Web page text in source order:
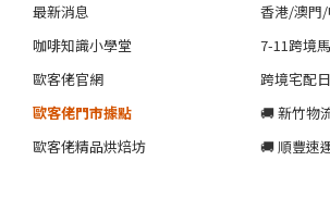
最新消息
咖啡知識小學堂
歐客佬官網
歐客佬門市據點
歐客佬精品烘焙坊
香港/澳門
7-11跨境
跨境宅配
🚚 新竹物
🚚 順豐速